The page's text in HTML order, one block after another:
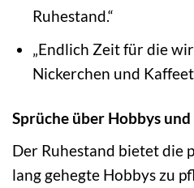
Ruhestand.“
„Endlich Zeit für die
Nickerchen und
Sprüche über Hobbys
Der Ruhestand bietet die
lang gehegte Hobbys zu